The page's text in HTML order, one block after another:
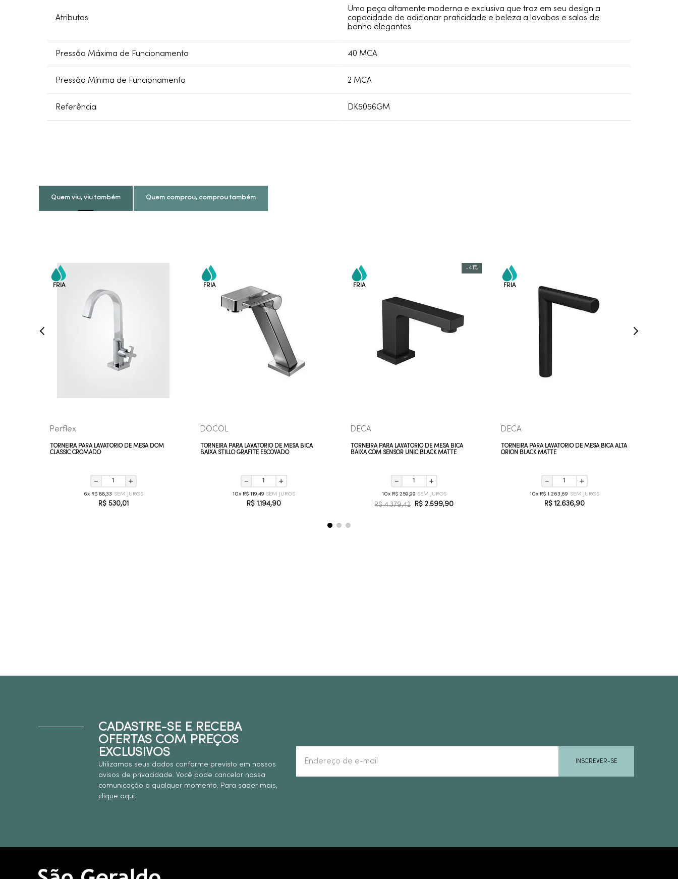
Atributos
Uma peça altamente moderna e exclusiva que traz em seu design a
capacidade de adicionar praticidade e beleza a lavabos e salas de
banho elegantes
Pressão Máxima de Funcionamento 40 MCA
Pressão Mínima de Funcionamento 2 MCA
Referência DK5056GM
Quem viu, viu também Quem comprou, comprou também
VEJA MAIS
Perflex
TORNEIRA PARA LAVATÓRIO DE MESA DOM
CLASSIC CROMADO
＋
－
6 R$ 88,33
R$ 530,01
COMPRAR AGORA
VEJA MAIS
DOCOL
TORNEIRA PARA LAVATÓRIO DE MESA BICA
BAIXA STILLO GRAFITE ESCOVADO
＋
－
10 R$ 119,49
R$ 1 .194,90
-41%
DECA
TORNEIRA PARA LAVATÓRIO DE MESA BICA
BAIXA COM SENSOR UNIC BLACK MATTE
＋
－
10 R$ 259,99
R$ 4.379,42 R$ 2.599,90
DECA
TORNEIRA PARA LAVATÓRIO DE MESA BICA ALTA
ORION BLACK MATTE
＋
－
10 R$ 1.263,69
R$ 12.636,90
CADASTRE-SE E RECEBA
OFERTAS COM PREÇOS
EXCLUSIVOS
Utilizamos seus dados conforme previsto em nossos
avisos de privacidade. Você pode cancelar nossa
comunicação a qualquer momento. Para saber mais,
clique aqui
INSCREVER-SE